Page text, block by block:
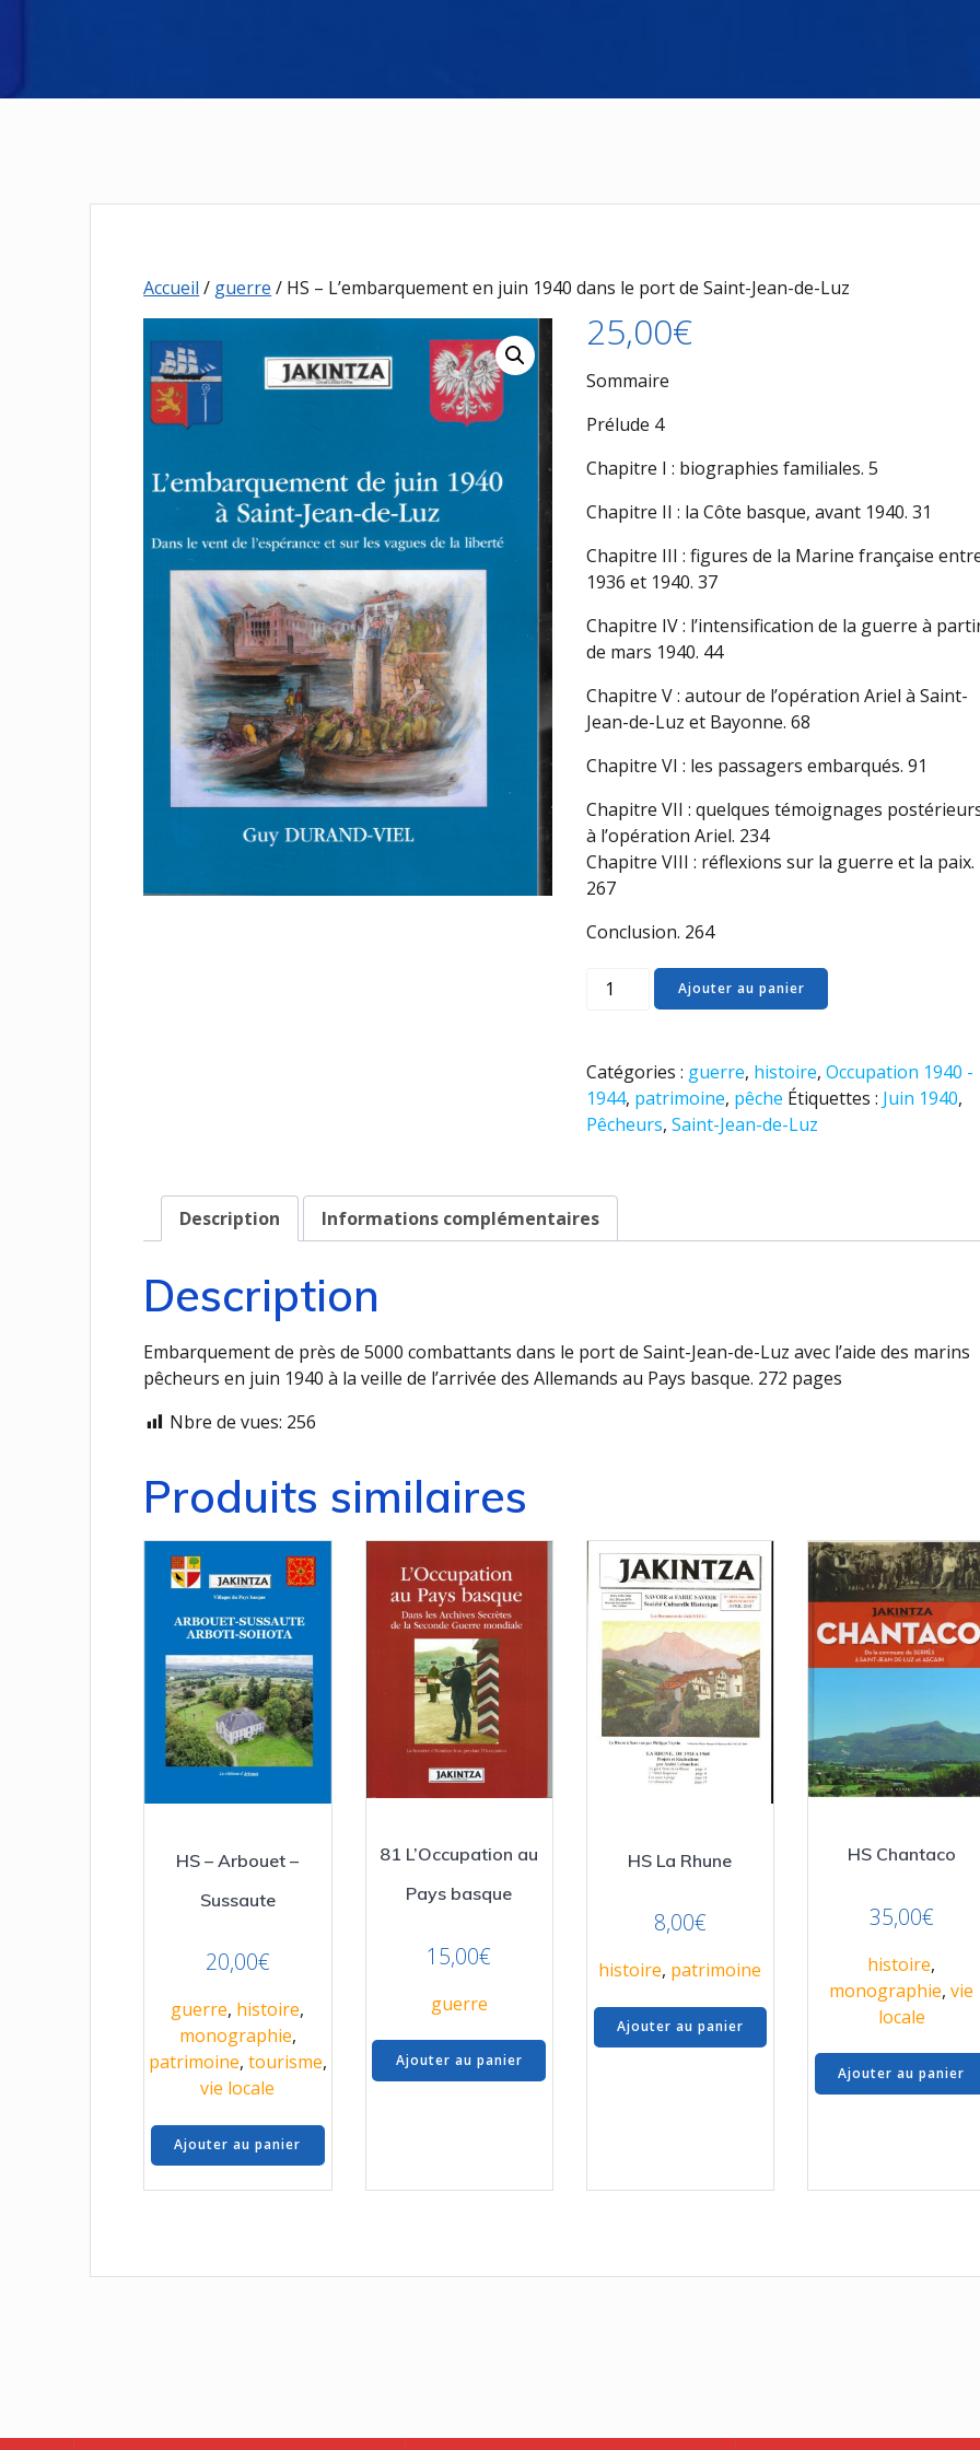
Accueil / guerre / HS – L’embarquement en juin 1940 dans le port de Saint-Jean-de-Luz
25,00€
Sommaire
Prélude 4
Chapitre I : biographies familiales. 5
Chapitre II : la Côte basque, avant 1940. 31
Chapitre III : figures de la Marine française
1936 et 1940. 37
Chapitre IV : l’intensification de la guerre à
de mars 1940. 44
Chapitre V : autour de l’opération Ariel à Saint-
Jean-de-Luz et Bayonne. 68
Chapitre VI : les passagers embarqués. 91
Chapitre VII : quelques témoignages
à l’opération Ariel. 234
Chapitre VIII : réflexions sur la guerre et la paix.
267
Conclusion. 264
quantité
L'embarquement
en
juin
dans
le
port
de-
Luz
Ajouter au panier
Catégories : guerre, histoire,Occupation 1940 -
1944, patrimoine, pêche Étiquettes : Juin 1940,
Pêcheurs,Saint-Jean-de-Luz
Description Informations complémentaires
Description
Embarquement de près de 5000 combattants dans le port de Saint-Jean-de-Luz avec l’aide des marins
pêcheurs en juin 1940 à la veille de l’arrivée des Allemands au Pays basque. 272 pages
Nbre de vues: 256
Produits similaires
HS – Arbouet –
Sussaute
20,00€
guerre, histoire,
monographie,
patrimoine, tourisme,
vie locale
Ajouter au panier
81 L’Occupation au
Pays basque
15,00€
guerre
Ajouter au panier
HS La Rhune
8,00€
histoire, patrimoine
Ajouter au panier
HS Chantaco
35,00€
histoire,
monographie,vie
locale
Ajouter au panier